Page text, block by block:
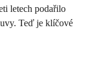
letech podařilo
Teď je klíčové